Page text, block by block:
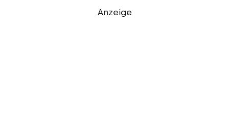
Anzeige